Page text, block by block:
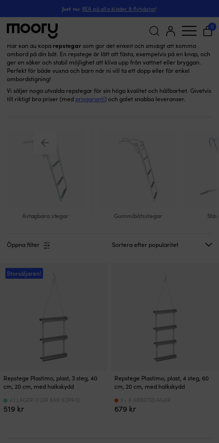
Just nu: REA på alla kläder & flytvästar!
Sök
efter:
0
Repstegar
Här kan du köpa repstegarsom gör det enkelt och smidigt att komma
ombord på din båt. En repstege är lätt att fästa, exempelvis på en knap, och
ger en säker och stabil möjlighet att kliva upp från vattnet eller bryggan.
Perfekt för både vuxna och barn när ni vill ta ett dopp eller för enkel
ombordstigning!
Vi säljer noga utvalda repstegar för sin höga kvalitet och hållbarhet. Givetvis
till riktigt bra priser (med prisgaranti) och galet snabba leveranser.
Avtagbara stegar Gummibåtsstegar
Öppna filter
Storsäljaren!
Repstege Plastimo, plast, 3 steg, 40
cm, 20 cm, med halkskydd
519 kr
4 I LAGER (FLER KAN KÖPAS)
Repstege Plastimo, plast, 4 steg, 60
cm, 20 cm, med halkskydd
679 kr
3 - 6 ARBETSDAGAR